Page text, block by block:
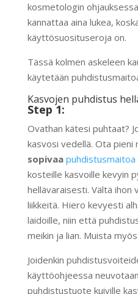
kosmetologin
kannattaa aina lukea,
käyttösuosituseroja on.
Tässä kolmen askeleen
käytetään
Kasvojen puhdistus
Step 1:
Ovathan kätesi puhtaat?
kasvosi vedellä. Ota pieni
sopivaa puhdistusmaitoa
kosteille kasvoille kevyin
hellävaraisesti. Vältä ihon
liikkeitä. Hiero kevyesti
laidoille, niin että
meikin ja lian. Muista
Joidenkin
käyttöohjeessa
puhdistustuote kuiville